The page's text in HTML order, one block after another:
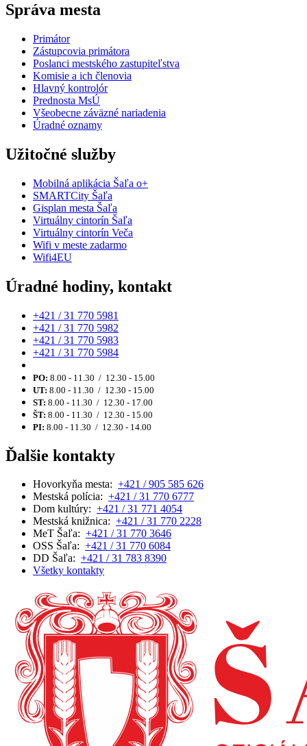
Správa mesta
Primátor
Zástupcovia primátora
Poslanci mestského zastupiteľstva
Komisie a ich členovia
Hlavný kontrolór
Prednosta MsÚ
Všeobecne záväzné nariadenia
Úradné oznamy
Užitočné služby
Mobilná aplikácia Šaľa o+
SMARTCity Šaľa
Gisplan mesta Šaľa
Virtuálny cintorín Šaľa
Virtuálny cintorín Veča
Wifi v meste zadarmo
Wifi4EU
Úradné hodiny, kontakt
+421 / 31 770 5981
+421 / 31 770 5982
+421 / 31 770 5983
+421 / 31 770 5984
PO: 8.00 - 11.30 / 12.30 - 15.00
UT: 8.00 - 11.30 / 12.30 - 15.00
ST: 8.00 - 11.30 / 12.30 - 17.00
ŠT: 8.00 - 11.30 / 12.30 - 15.00
PI: 8.00 - 11.30 / 12.30 - 14.00
Ďalšie kontakty
Hovorkyňa mesta: +421 / 905 585 626
Mestská polícia: +421 / 31 770 6777
Dom kultúry: +421 / 31 771 4054
Mestská knižnica: +421 / 31 770 2228
MeT Šaľa: +421 / 31 770 3646
OSS Šaľa: +421 / 31 770 6084
DD Šaľa: +421 / 31 783 8390
Všetky kontakty